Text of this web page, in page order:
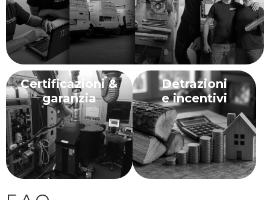
Certificazioni &
garanzia
Detrazioni
e incentivi